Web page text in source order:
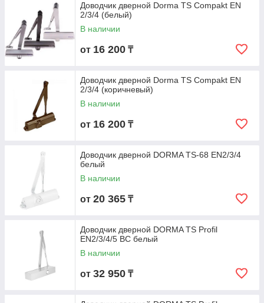
Доводчик дверной Dorma TS Compakt EN
2/3/4 (белый)
В наличии
от 16 200 ₸
Доводчик дверной Dorma TS Compakt EN
2/3/4 (коричневый)
В наличии
от 16 200 ₸
Доводчик дверной DORMA TS-68 EN2/3/4
белый
В наличии
от 20 365 ₸
Доводчик дверной DORMA TS Profil
EN2/3/4/5 BC белый
В наличии
от 32 950 ₸